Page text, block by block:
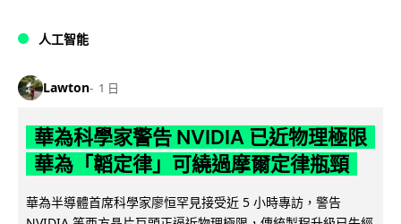
人工智能
Lawton 1 日
華為科學家警告 NVIDIA 已近物理極限
華為「韜定律」可繞過摩爾定律瓶頸
華為半導體首席科學家廖恒罕見接受近 5 小時專訪，警告